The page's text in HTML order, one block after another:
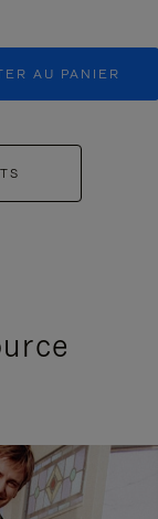
AU PANIER